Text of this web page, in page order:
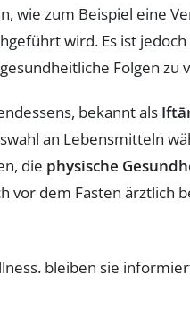
wie zum Beispiel eine
wird. Es ist
Folgen zu
bekannt als
an Lebensmitteln
die physische
dem Fasten ärztlich